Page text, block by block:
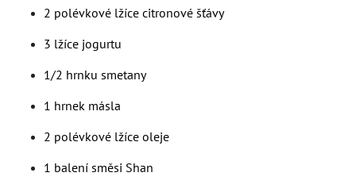
2 polévkové lžíce citronové šťávy
3 lžíce jogurtu
1/2 hrnku smetany
1 hrnek másla
2 polévkové lžíce oleje
1 balení směsi Shan